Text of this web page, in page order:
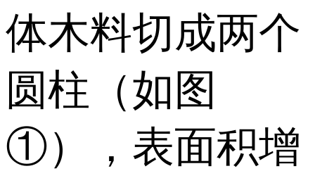
体木料切成两个
圆柱（如图
①），表面积增